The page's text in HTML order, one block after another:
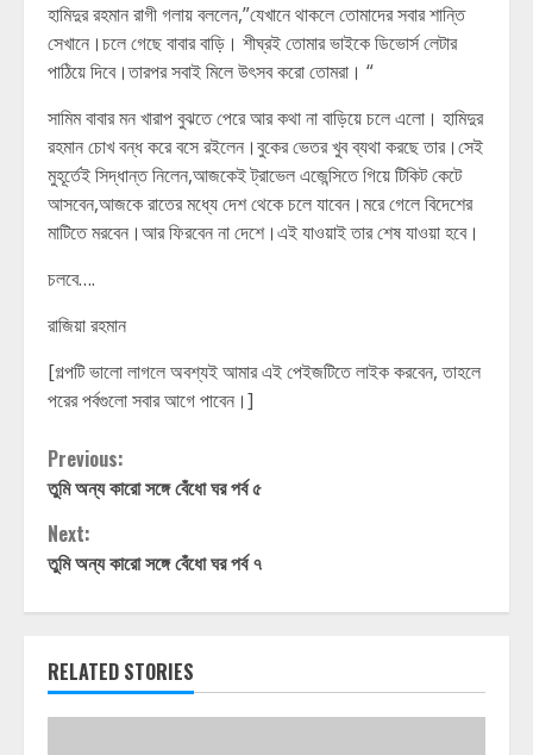
হামিদুর রহমান রাগী গলায় বললেন,”যেখানে থাকলে তোমাদের সবার শান্তি
সেখানে।চলে গেছে বাবার বাড়ি। শীঘ্রই তোমার ভাইকে ডিভোর্স লেটার
পাঠিয়ে দিবে।তারপর সবাই মিলে উৎসব করো তোমরা। “
সামিম বাবার মন খারাপ বুঝতে পেরে আর কথা না বাড়িয়ে চলে এলো। হামিদুর
রহমান চোখ বন্ধ করে বসে রইলেন।বুকের ভেতর খুব ব্যথা করছে তার।সেই
মুহূর্তেই সিদ্ধান্ত নিলেন,আজকেই ট্রাভেল এজেন্সিতে গিয়ে টিকিট কেটে
আসবেন,আজকে রাতের মধ্যে দেশ থেকে চলে যাবেন।মরে গেলে বিদেশের
মাটিতে মরবেন।আর ফিরবেন না দেশে।এই যাওয়াই তার শেষ যাওয়া হবে।
চলবে….
রাজিয়া রহমান
[গল্পটি ভালো লাগলে অবশ্যই আমার এই পেইজটিতে লাইক করবেন, তাহলে
পরের পর্বগুলো সবার আগে পাবেন।]
Continue
Reading
Previous:
তুমি অন্য কারো সঙ্গে বেঁধো ঘর পর্ব ৫
Next:
তুমি অন্য কারো সঙ্গে বেঁধো ঘর পর্ব ৭
RELATED STORIES